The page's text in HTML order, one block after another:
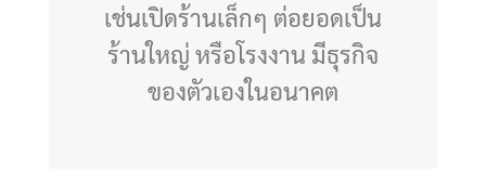
เช่นเปิดร้านเล็กๆ ต่อยอดเป็น
ร้านใหญ่ หรือโรงงาน มีธุรกิจ
ของตัวเองในอนาคต